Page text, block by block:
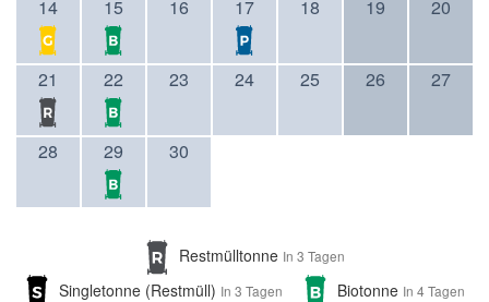
14 15 16 17 18 19 20
21 22 23 24 25 26 27
28 29 30
Restmülltonne In 3 Tagen
Singletonne (Restmüll) In 3 Tagen Biotonne In 4 Tagen